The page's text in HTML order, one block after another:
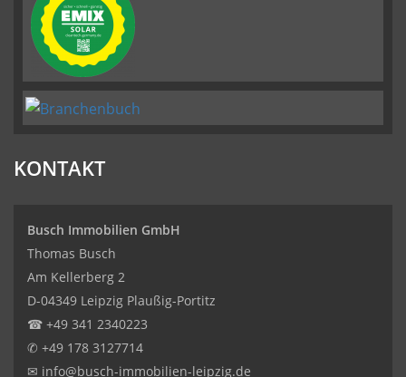
KONTAKT
Busch Immobilien GmbH
Thomas Busch
Am Kellerberg 2
D-04349 Leipzig Plaußig-Portitz
☎ +49 341 2340223
✆ +49 178 3127714
✉ info@busch-immobilien-leipzig.de